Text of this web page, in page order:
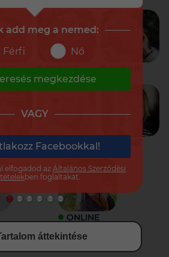
ONLINE ONLINE
ONLINE
ONLINE
áttekintése
add meg a nemed:
Férfi
Nő
megkezdése
VAGY
Facebookkal!
elfogadod az Általános Szerződési
ben foglaltakat.